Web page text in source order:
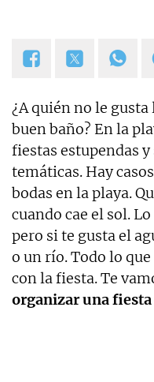
¿A quién no le
buen baño? En la
fiestas estupendas
temáticas. Hay
bodas en la playa.
cuando cae el sol.
pero si te gusta el
o un río. Todo lo
con la fiesta. Te
organizar una fiesta